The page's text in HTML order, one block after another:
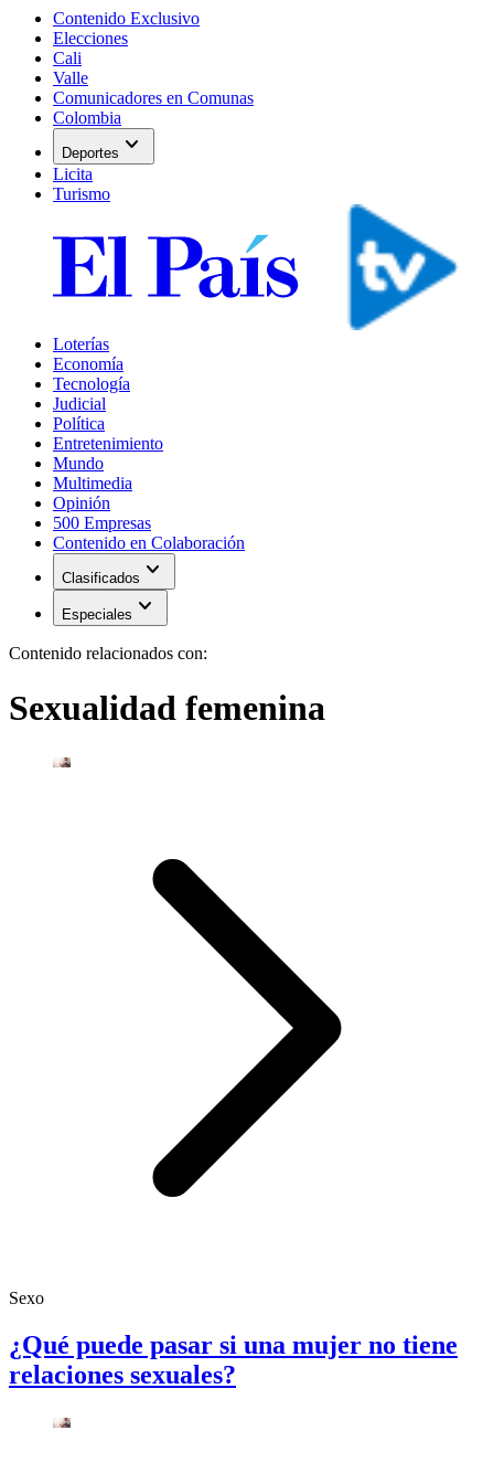
Contenido Exclusivo
Elecciones
Cali
Valle
Comunicadores en Comunas
Colombia
Deportes expand_more
Licita
Turismo
Loterías
Economía
Tecnología
Judicial
Política
Entretenimiento
Mundo
Multimedia
Opinión
500 Empresas
Contenido en Colaboración
Clasificados expand_more
Especiales expand_more
Contenido relacionados con:
Sexualidad femenina
Sexo
¿Qué puede pasar si una mujer no tiene
relaciones sexuales?